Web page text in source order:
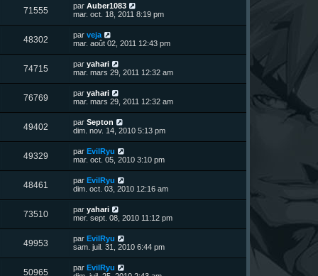
s
a
g
e
s
m
e
s
s
a
g
e
s
i
e
r
m
e
s
s
a
g
e
71555V
u
s
D
e
i
e
r
m
e
s
s
a
g
e
par Auber1083
mar. oct. 18, 2011 8:19 pm
48302V
u
s
D
e
i
e
r
m
e
s
s
a
g
e
par veja
mar. août 02, 2011 12:43 pm
74715V
u
s
D
e
i
e
r
m
e
s
s
a
g
e
par yahari
mar. mars 29, 2011 12:32 am
76769V
u
s
D
e
i
e
r
m
e
s
s
a
g
e
par yahari
mar. mars 29, 2011 12:32 am
49402V
u
D
e
i
e
r
m
e
s
s
a
g
e
par Septon
dim. nov. 14, 2010 5:13 pm
49329V
u
s
D
e
i
e
r
m
e
s
s
a
g
e
par EvilRyu
mar. oct. 05, 2010 3:10 pm
48461
u
s
D
e
i
e
r
m
e
s
s
a
par EvilRyu
dim. oct. 03, 2010 12:16 am
73510V
u
s
D
e
i
e
r
m
par yahari
mer. sept. 08, 2010 11:12 pm
49953V
u
D
e
i
par EvilRyu
sam. juil. 31, 2010 6:44 pm
50965V
D
par EvilRyu